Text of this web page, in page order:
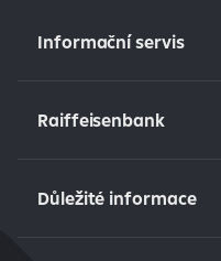
Informační servis
Raiffeisenbank
Důležité informace